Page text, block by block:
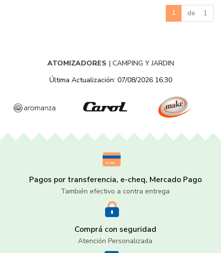
1 de 1
ATOMIZADORES | CAMPING Y JARDIN
Última Actualización: 07/08/2026 16:30
Pagos por transferencia, e-cheq, Mercado Pago
También efectivo a contra entrega
Comprá con seguridad
Atención Personalizada